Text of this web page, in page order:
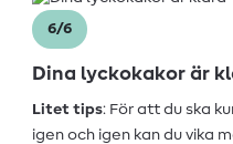
6/6
Dina lyckokakor är
Litet tips: För att du ska
igen och igen kan du vika